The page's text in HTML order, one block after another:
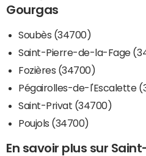
Gourgas
Soubès (34700)
Saint-Pierre-de-la-Fage
Fozières (34700)
Pégairolles-de-l'Escalette
Saint-Privat (34700)
Poujols (34700)
En savoir plus sur